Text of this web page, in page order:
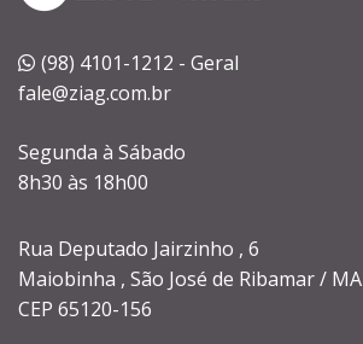
(98) 4101-1212 - Geral
fale@ziag.com.br
Segunda à Sábado
8h30 às 18h00
Rua Deputado Jairzinho , 6
Maiobinha , São José de Ribamar / MA
CEP 65120-156